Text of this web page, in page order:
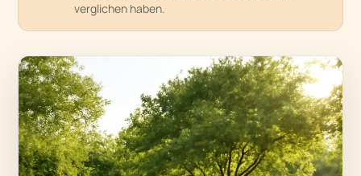
verglichen haben.